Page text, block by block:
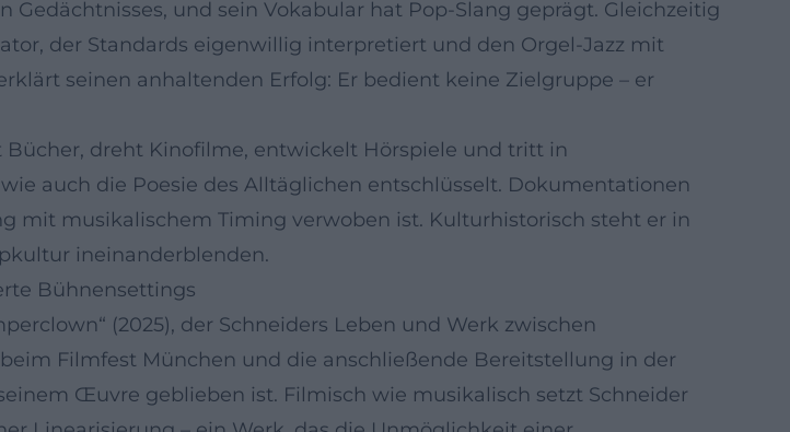
und sein Vokabular hat Pop-Slang geprägt. Gleichzeitig
der Standards eigenwillig interpretiert und den Orgel-Jazz mit
seinen anhaltenden Erfolg: Er bedient keine Zielgruppe – er
dreht Kinofilme, entwickelt Hörspiele und tritt in
auch die Poesie des Alltäglichen entschlüsselt. Dokumentationen
mit musikalischem Timing verwoben ist. Kulturhistorisch steht er in
ineinanderblenden.
Bühnensettings
(2025), der Schneiders Leben und Werk zwischen
Filmfest München und die anschließende Bereitstellung in der
Œuvre geblieben ist. Filmisch wie musikalisch setzt Schneider